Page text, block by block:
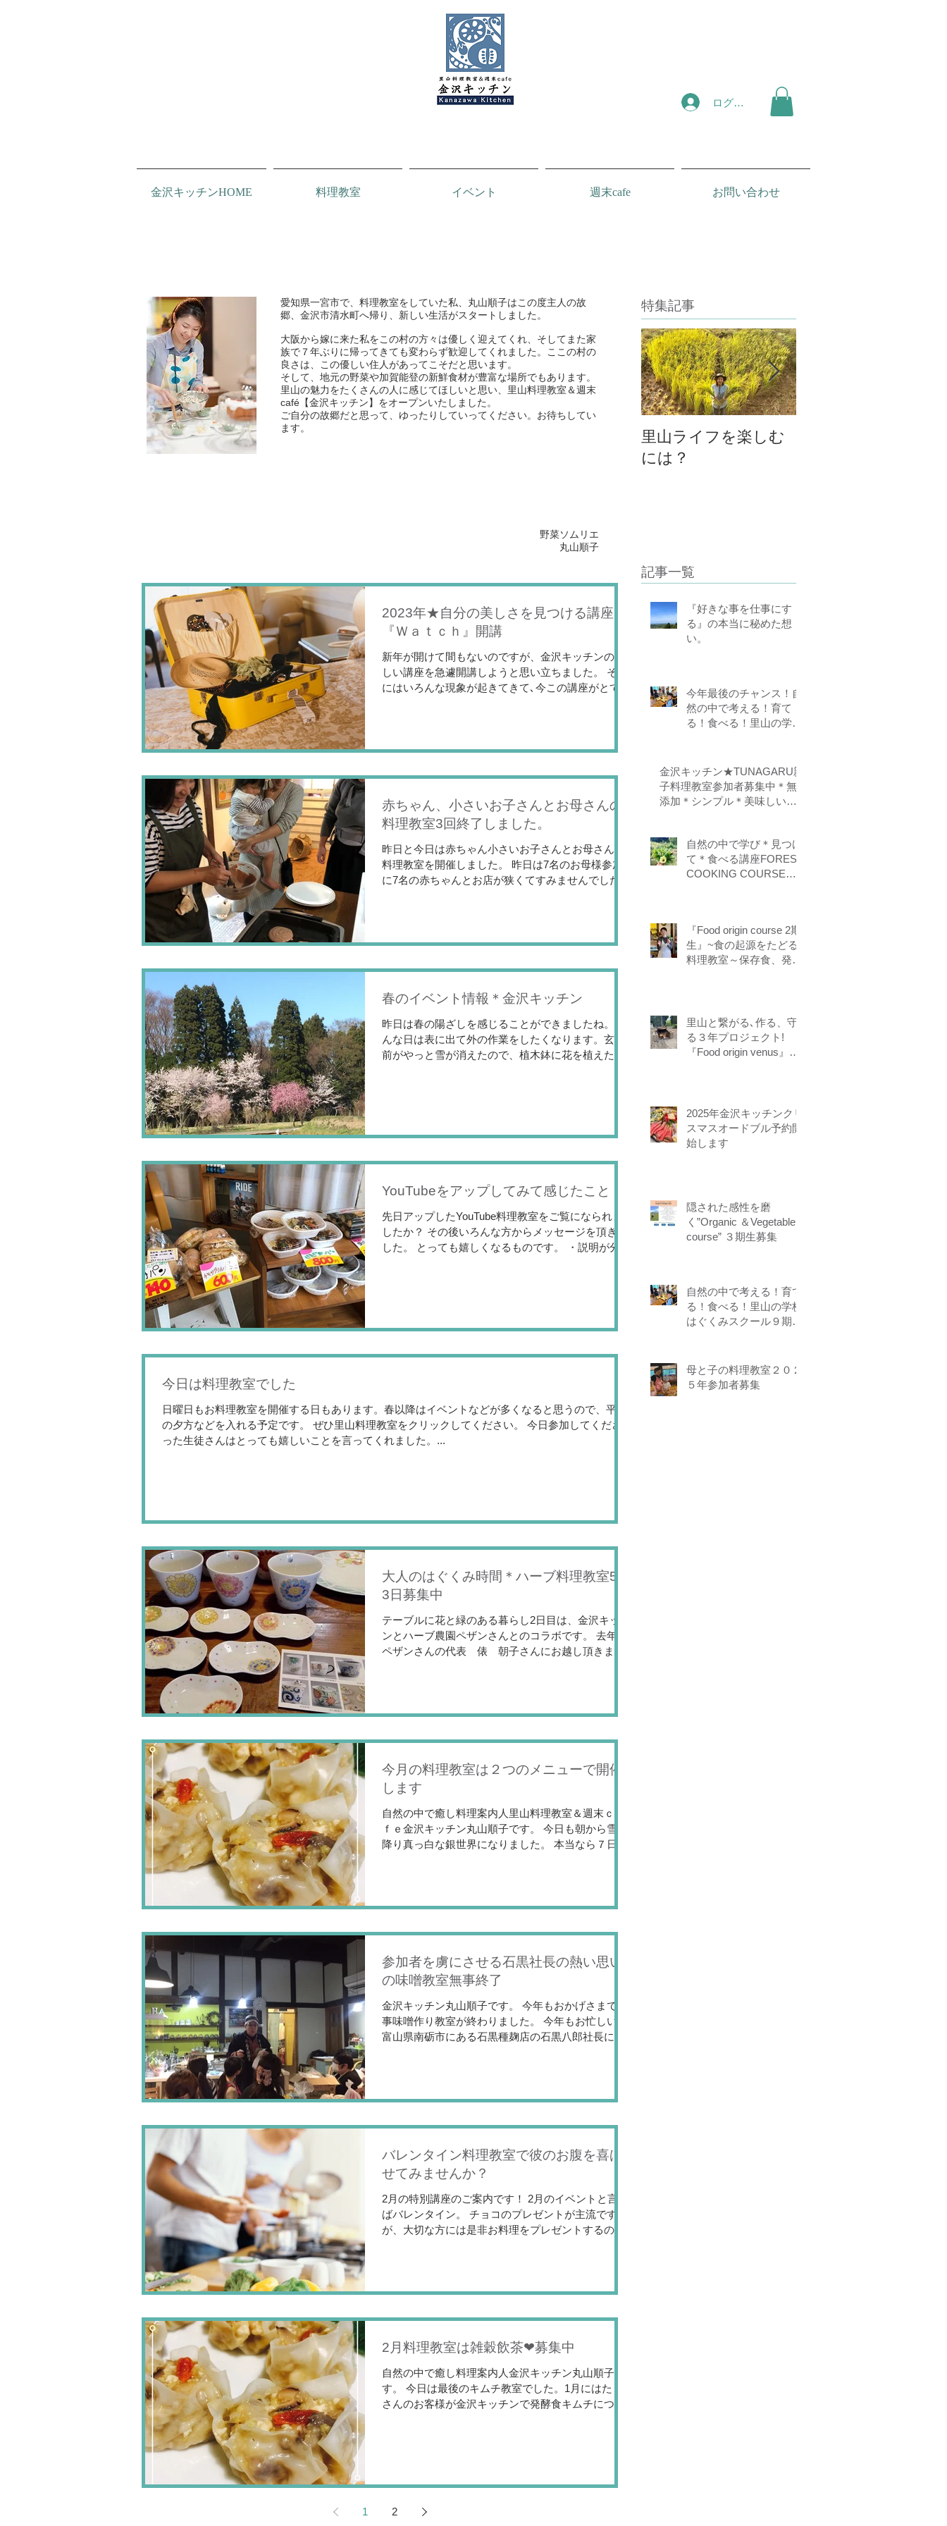
ログイン
金沢キッチンHOME 料理教室 イベント 週末cafe お問い合わせ
愛知県一宮市で、料理教室をしていた私、丸山順子はこの度主人の故
郷、金沢市清水町へ帰り、新しい生活がスタートしました。
大阪から嫁に来た私をこの村の方々は優しく迎えてくれ、そしてまた家
族で７年ぶりに帰ってきても変わらず歓迎してくれました。ここの村の
良さは、この優しい住人があってこそだと思います。
そして、地元の野菜や加賀能登の新鮮食材が豊富な場所でもあります。
里山の魅力をたくさんの人に感じてほしいと思い、里山料理教室＆週末
café【金沢キッチン】をオープンいたしました。
ご自分の故郷だと思って、ゆったりしていってください。お待ちしてい
ます。
野菜ソムリエ
丸山順子
特集記事
里山ライフを楽しむ
には？
記事一覧
2023年★自分の美しさを見つける講座
『Ｗａｔｃｈ』開講
新年が開けて間もないのですが、金沢キッチンの新
しい講座を急遽開講しようと思い立ちました。 それ
にはいろんな現象が起きてきて､今この講座がとても
赤ちゃん、小さいお子さんとお母さんの
料理教室3回終了しました。
昨日と今日は赤ちゃん小さいお子さんとお母さんの
料理教室を開催しました。 昨日は7名のお母様参加
に7名の赤ちゃんとお店が狭くてすみませんでした。
春のイベント情報＊金沢キッチン
昨日は春の陽ざしを感じることができましたね。そ
んな日は表に出て外の作業をしたくなります。玄関
前がやっと雪が消えたので、植木鉢に花を植えたり
YouTubeをアップしてみて感じたこと
先日アップしたYouTube料理教室をご覧になられま
したか？ その後いろんな方からメッセージを頂きま
した。 とっても嬉しくなるものです。 ・説明が分か
今日は料理教室でした
日曜日もお料理教室を開催する日もあります。春以降はイベントなどが多くなると思うので、平日
の夕方などを入れる予定です。 ぜひ里山料理教室をクリックしてください。 今日参加してくださ
った生徒さんはとっても嬉しいことを言ってくれました。...
大人のはぐくみ時間＊ハーブ料理教室5月
3日募集中
テーブルに花と緑のある暮らし2日目は、金沢キッチ
ンとハーブ農園ペザンさんとのコラボです。 去年は
ペザンさんの代表 俵 朝子さんにお越し頂きまし
今月の料理教室は２つのメニューで開催
します
自然の中で癒し料理案内人里山料理教室＆週末ｃａ
ｆｅ金沢キッチン丸山順子です。 今日も朝から雪が
降り真っ白な銀世界になりました。 本当なら７日８
参加者を虜にさせる石黒社長の熱い思い
の味噌教室無事終了
金沢キッチン丸山順子です。 今年もおかげさまで無
事味噌作り教室が終わりました。 今年もお忙しい中
富山県南砺市にある石黒種麹店の石黒八郎社長にお
バレンタイン料理教室で彼のお腹を喜ば
せてみませんか？
2月の特別講座のご案内です！ 2月のイベントと言え
ばバレンタイン。 チョコのプレゼントが主流です
が、大切な方には是非お料理をプレゼントするのも
2月料理教室は雑穀飲茶❤募集中
自然の中で癒し料理案内人金沢キッチン丸山順子で
す。 今日は最後のキムチ教室でした。1月にはたく
さんのお客様が金沢キッチンで発酵食キムチについ
1 2
『好きな事を仕事にす
る』の本当に秘めた想
い。
今年最後のチャンス！自
然の中で考える！育て
る！食べる！里山の学校
ります）
金沢キッチン★TUNAGARU親
子料理教室参加者募集中＊無
添加＊シンプル＊美味しい＊
ョンを育てる
自然の中で学び＊見つけ
て＊食べる講座FOREST
COOKING COURSE 5
『Food origin course 2期
生』~食の起源をたどる
料理教室～保存食、発酵
理法、オフライン参加オ
ンライン参加者募集中
里山と繋がる､作る、守
る３年プロジェクト!
『Food origin venus』開
2025年金沢キッチンクリ
スマスオードブル予約開
始します
隠された感性を磨
く”Organic ＆Vegetable
course” ３期生募集
自然の中で考える！育て
る！食べる！里山の学校
はぐくみスクール９期生
母と子の料理教室２０２
５年参加者募集